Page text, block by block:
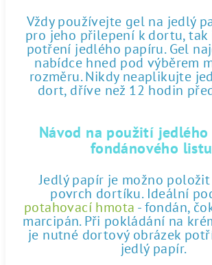
Vždy používejte gel na jedlý
pro jeho přilepení k dortu,
potření jedlého papíru. Gel
nabídce hned pod výběrem
rozměru. Nikdy neaplikujte
dort, dříve než 12 hodin
Návod na použití
fondánového
Jedlý papír je možno
povrch dortíku. Ideální
potahovací hmota - fondán,
marcipán. Při pokládání na
je nutné dortový obrázek
jedlý papír.